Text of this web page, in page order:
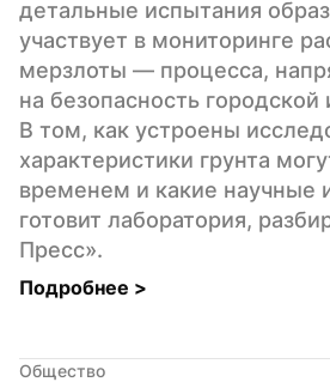
детальные испытания
участвует в мониторинге
мерзлоты — процесса,
на безопасность
В том, как устроены
характеристики грунта
временем и какие научные
готовит лаборатория,
Пресс».
Подробнее >
Общество